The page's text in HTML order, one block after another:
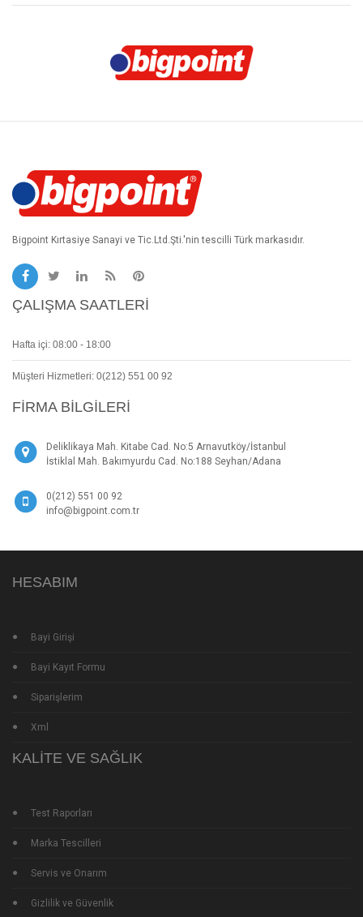
Bigpoint Kırtasiye Sanayi ve Tic.Ltd.Şti.'nin tescilli Türk markasıdır.
ÇALIŞMA SAATLERI
Hafta içi: 08:00 - 18:00
Müşteri Hizmetleri: 0(212) 551 00 92
FIRMA BILGILERI
Deliklikaya Mah. Kitabe Cad. No:5 Arnavutköy/İstanbul
İstiklal Mah. Bakımyurdu Cad. No:188 Seyhan/Adana
0(212) 551 00 92
info@bigpoint.com.tr
HESABIM
Bayi Girişi
Bayi Kayıt Formu
Siparişlerim
Xml
KALITE VE SAĞLIK
Test Raporları
Marka Tescilleri
Servis ve Onarım
Gizlilik ve Güvenlik